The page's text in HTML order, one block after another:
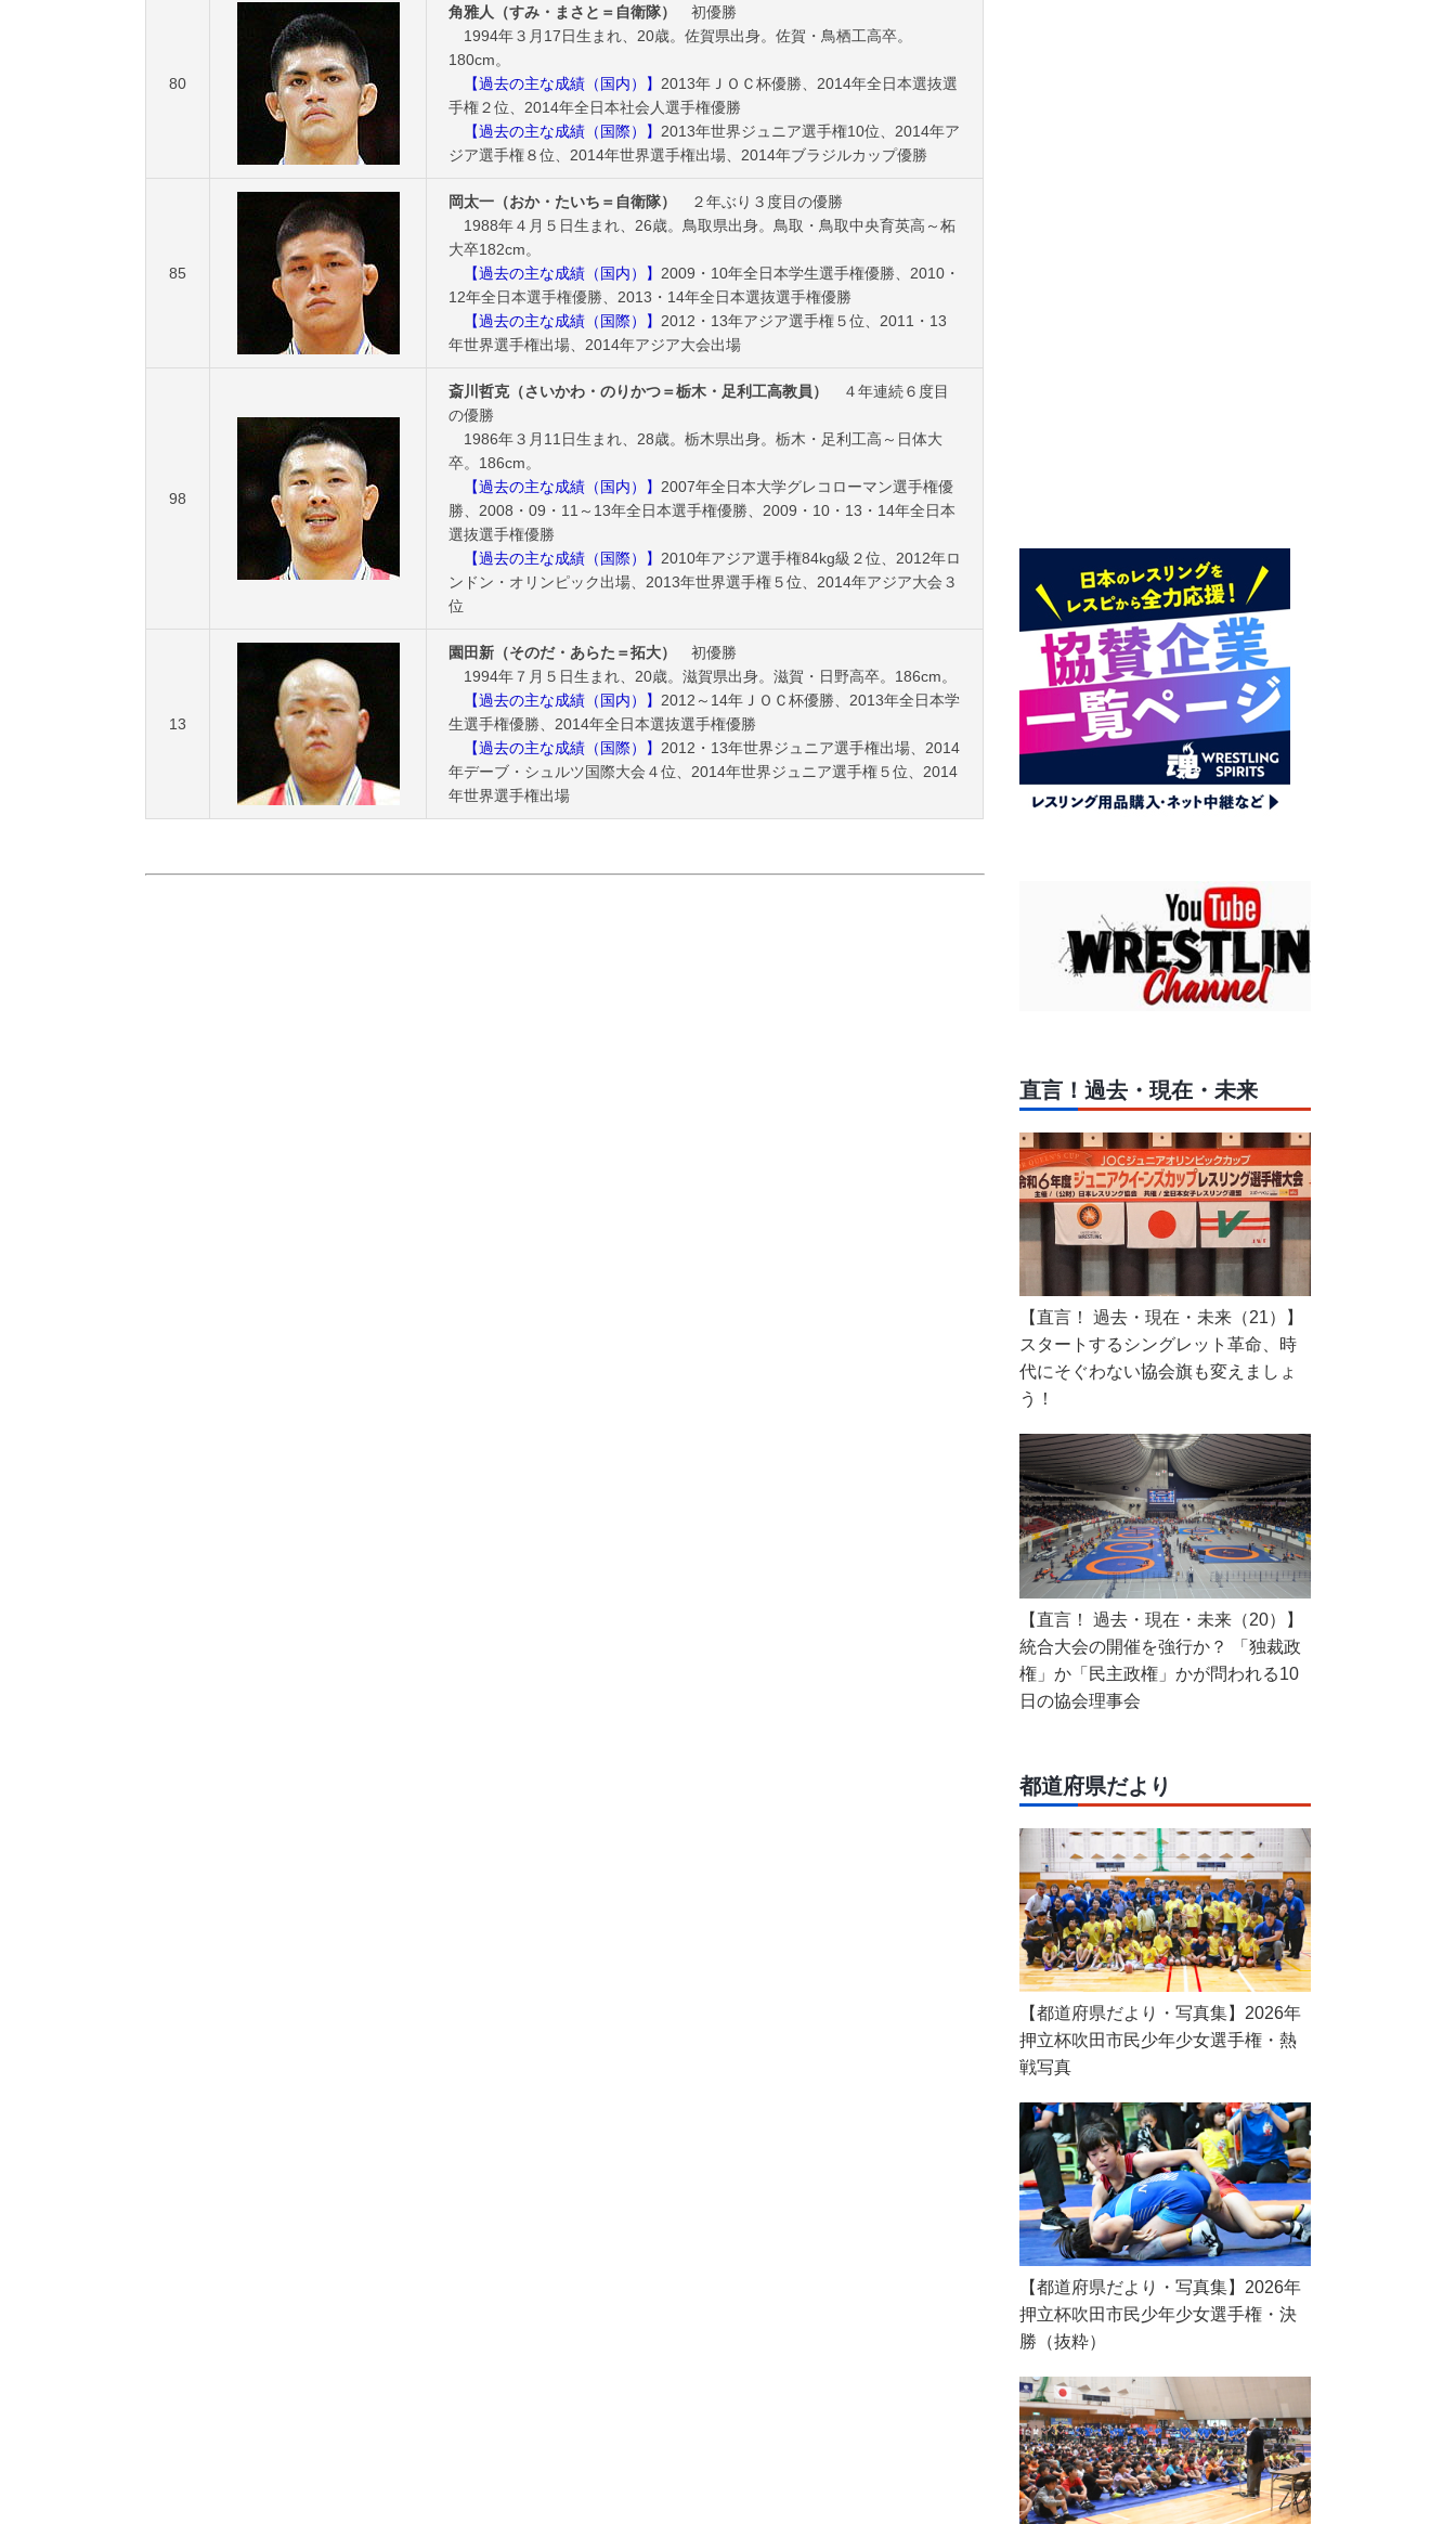
80
角雅人（すみ・まさと＝自衛隊）
初優勝
1994年３月17日生まれ、20歳。佐賀県出身。佐賀・鳥栖工高卒。
180cm。
【過去の主な成績（国内）】 2013年ＪＯＣ杯優勝、2014年全日本選抜選
手権２位、2014年全日本社会人選手権優勝
【過去の主な成績（国際）】 2013年世界ジュニア選手権10位、2014年ア
ジア選手権８位、2014年世界選手権出場、2014年ブラジルカップ優勝
85
岡太一（おか・たいち＝自衛隊）
２年ぶり３度目の優勝
1988年４月５日生まれ、26歳。鳥取県出身。鳥取・鳥取中央育英高～柘
大卒182cm。
【過去の主な成績（国内）】 2009・10年全日本学生選手権優勝、2010・
12年全日本選手権優勝、2013・14年全日本選抜選手権優勝
【過去の主な成績（国際）】 2012・13年アジア選手権５位、2011・13
年世界選手権出場、2014年アジア大会出場
98
斎川哲克（さいかわ・のりかつ＝栃木・足利工高教員）
４年連続６度目
の優勝
1986年３月11日生まれ、28歳。栃木県出身。栃木・足利工高～日体大
卒。186cm。
【過去の主な成績（国内）】 2007年全日本大学グレコローマン選手権優
勝、2008・09・11～13年全日本選手権優勝、2009・10・13・14年全日本
選抜選手権優勝
【過去の主な成績（国際）】 2010年アジア選手権84kg級２位、2012年ロ
ンドン・オリンピック出場、2013年世界選手権５位、2014年アジア大会３
位
13
園田新（そのだ・あらた＝拓大）
初優勝
1994年７月５日生まれ、20歳。滋賀県出身。滋賀・日野高卒。186cm。
【過去の主な成績（国内）】 2012～14年ＪＯＣ杯優勝、2013年全日本学
生選手権優勝、2014年全日本選抜選手権優勝
【過去の主な成績（国際）】 2012・13年世界ジュニア選手権出場、2014
年デーブ・シュルツ国際大会４位、2014年世界ジュニア選手権５位、2014
年世界選手権出場
直言！過去・現在・未来
【直言！ 過去・現在・未来（21）】
スタートするシングレット革命、時
代にそぐわない協会旗も変えましょ
う！
【直言！ 過去・現在・未来（20）】
統合大会の開催を強行か？ 「独裁政
権」か「民主政権」かが問われる10
日の協会理事会
都道府県だより
【都道府県だより・写真集】2026年
押立杯吹田市民少年少女選手権・熱
戦写真
【都道府県だより・写真集】2026年
押立杯吹田市民少年少女選手権・決
勝（抜粋）